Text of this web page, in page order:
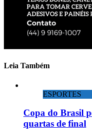
Leia Também
ESPORTES
Copa do Brasil
quartas de final